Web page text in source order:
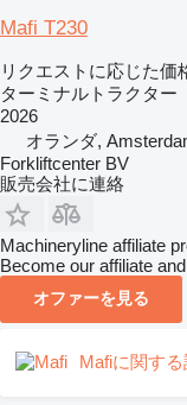
Mafi T230
リクエストに応じた価
ターミナルトラクター
2026
オランダ,
Forkliftcenter BV
販売会社に連絡
Machineryline affiliate
Become our affiliate
オファーを見る
Mafiに関す